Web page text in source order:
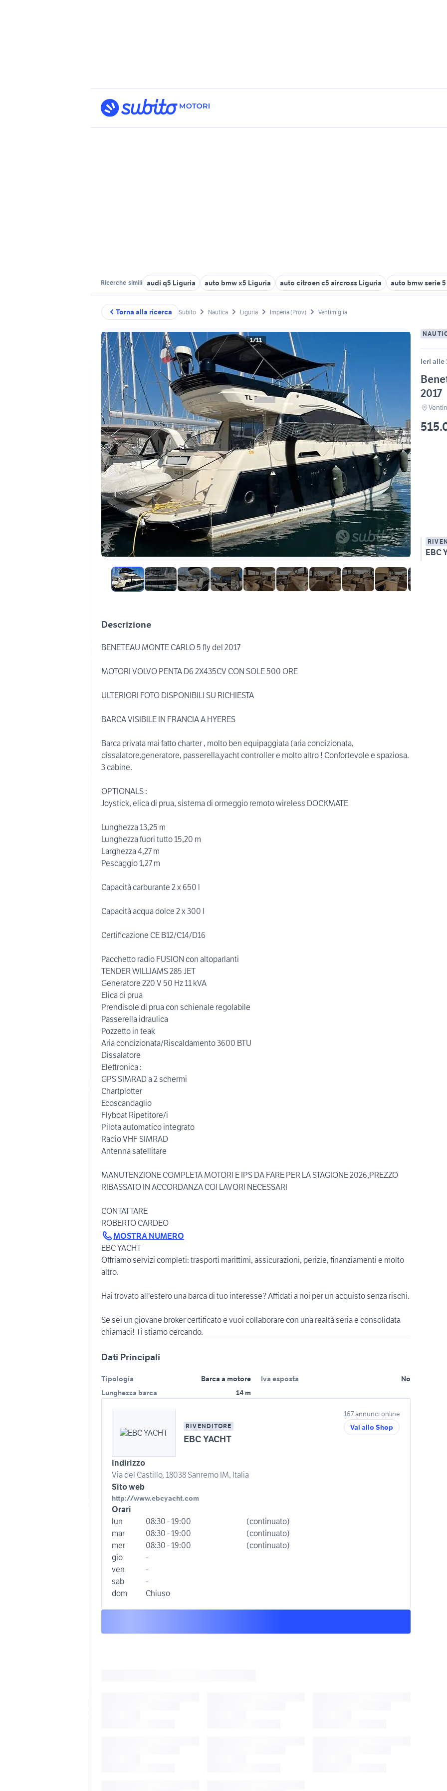
Ricerche simili audi q5 Liguria auto bmw x5 Liguria auto citroen c5 aircross Liguria auto bmw serie
Torna alla ricerca Subito Nautica Liguria Imperia (Prov) Ventimiglia
1/11
Ieri alle
2017
EBC
Descrizione
BENETEAU MONTE CARLO 5 fly del 2017
MOTORI VOLVO PENTA D6 2X435CV CON SOLE 500 ORE
ULTERIORI FOTO DISPONIBILI SU RICHIESTA
BARCA VISIBILE IN FRANCIA A HYERES
Barca privata mai fatto charter , molto ben equipaggiata (aria condizionata,
dissalatore,generatore, passerella,yacht controller e molto altro ! Confortevole e spaziosa.
3 cabine.
OPTIONALS :
Joystick, elica di prua, sistema di ormeggio remoto wireless DOCKMATE
Lunghezza 13,25 m
Lunghezza fuori tutto 15,20 m
Larghezza 4,27 m
Pescaggio 1,27 m
Capacità carburante 2 x 650 l
Capacità acqua dolce 2 x 300 l
Certificazione CE B12/C14/D16
Pacchetto radio FUSION con altoparlanti
TENDER WILLIAMS 285 JET
Generatore 220 V 50 Hz 11 kVA
Elica di prua
Prendisole di prua con schienale regolabile
Passerella idraulica
Pozzetto in teak
Aria condizionata/Riscaldamento 3600 BTU
Dissalatore
Elettronica :
GPS SIMRAD a 2 schermi
Chartplotter
Ecoscandaglio
Flyboat Ripetitore/i
Pilota automatico integrato
Radio VHF SIMRAD
Antenna satellitare
MANUTENZIONE COMPLETA MOTORI E IPS DA FARE PER LA STAGIONE 2026,PREZZO
RIBASSATO IN ACCORDANZA COI LAVORI NECESSARI
CONTATTARE
MOSTRA NUMERO
EBC YACHT
Offriamo servizi completi: trasporti marittimi, assicurazioni, perizie, finanziamenti e molto
altro.
Hai trovato all'estero una barca di tuo interesse? Affidati a noi per un acquisto senza rischi.
Se sei un giovane broker certificato e vuoi collaborare con una realtà seria e consolidata
chiamaci! Ti stiamo cercando.
Dati Principali
Tipologia
Barca a motore
Lunghezza barca
14 m
Iva esposta No
RIVENDITORE
EBC YACHT
Indirizzo
Via del Castillo, 18038 Sanremo IM, Italia
Sito web
http://www.ebcyacht.com
Orari
lun
08:30 - 19:00
(continuato)
mar
08:30 - 19:00
(continuato)
mer
08:30 - 19:00
(continuato)
gio
-
ven
-
sab
-
dom
Chiuso
167 annunci online
Vai allo Shop